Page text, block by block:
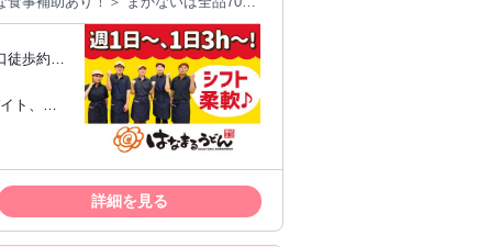
躍
合間に扶養内で働いています♪ 急な休
を調整できることです！
＊＊＊＊＊＊＊＊＊ ＼こんな方にオ
方 ◯チームワークが好きな方 ◯うど
＊＊＊＊＊＊＊＊＊＊＊＊＊＊＊＊
●天ぷら揚げ ●うどんの具の盛り付け
て、シフトリーダーが決定！ ＊＊＊＊
は先輩スタッフに言われた通りに、 自
まで、繰り返し練習もできます！ スキ
徒歩約1
ト、パ
詳細を見る